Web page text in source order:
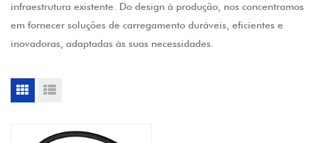
infraestrutura existente. Do design à produção, nos concentramos
em fornecer soluções de carregamento duráveis, eficientes e
inovadoras, adaptadas às suas necessidades.